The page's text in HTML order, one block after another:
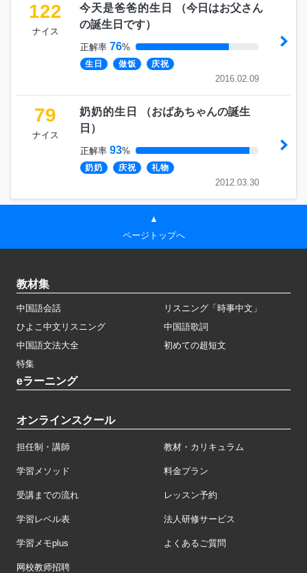
122
ナイス
今天是爸爸的生日 （今日はお父さん
の誕生日です）
正解率 76%
生日 做饭 庆祝
2016.02.09
79
ナイス
奶奶的生日 （おばあちゃんの誕生
日 ）
正解率 93%
奶奶 庆祝 礼物
2012.03.30
▲
ページトップへ
教材集
中国語会話
リスニング「時事中文」
ひよこ中文リスニング
中国語歌詞
中国語文法大全
初めての超短文
特集
eラーニング
オンラインスクール
担任制・講師 教材・カリキュラム
学習メソッド 料金プラン
受講までの流れ レッスン予約
学習レベル表 法人研修サービス
学習メモplus よくあるご質問
网校教师招聘